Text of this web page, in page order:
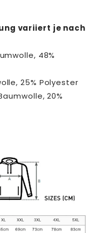
variiert je nach
48%
25% Polyester
20%